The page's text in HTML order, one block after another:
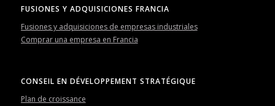
FUSIONES Y ADQUISICIONES FRANCIA
Fusiones y adquisiciones de empresas industriales
Comprar una empresa en Francia
CONSEIL EN DÉVELOPPEMENT STRATÉGIQUE
Plan de croissance